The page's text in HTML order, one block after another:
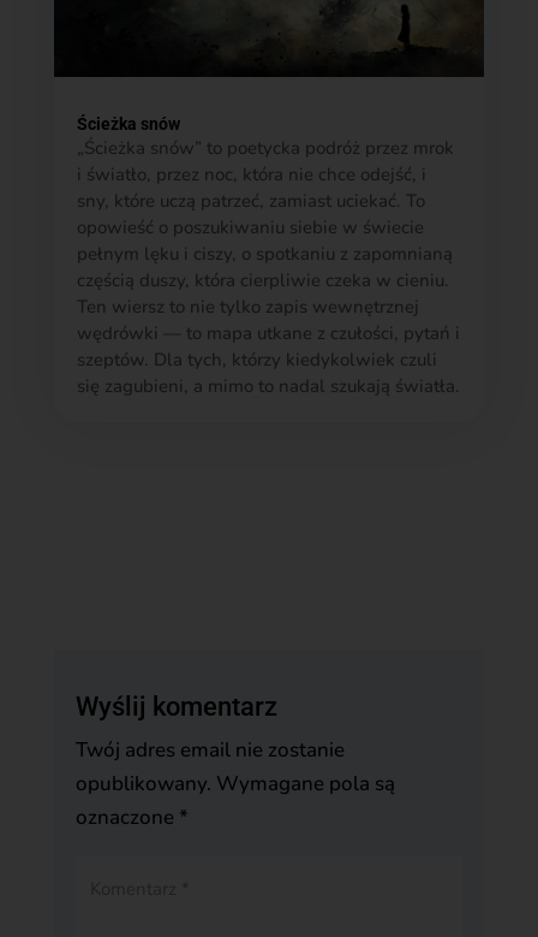
Ścieżka snów
„Ścieżka snów” to poetycka podróż przez mrok
i światło, przez noc, która nie chce odejść, i
sny, które uczą patrzeć, zamiast uciekać. To
opowieść o poszukiwaniu siebie w świecie
pełnym lęku i ciszy, o spotkaniu z zapomnianą
częścią duszy, która cierpliwie czeka w cieniu.
Ten wiersz to nie tylko zapis wewnętrznej
wędrówki — to mapa utkane z czułości, pytań i
szeptów. Dla tych, którzy kiedykolwiek czuli
się zagubieni, a mimo to nadal szukają światła.
Wyślij komentarz
Twój adres email nie zostanie
opublikowany. Wymagane pola są
oznaczone *